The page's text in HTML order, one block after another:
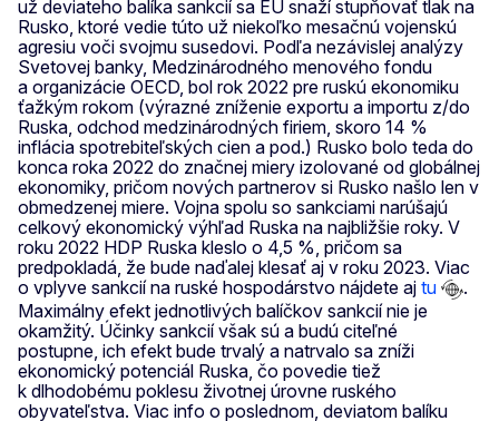
už deviateho balíka sankcií sa EÚ snaží stupňovať tlak na
Rusko, ktoré vedie túto už niekoľko mesačnú vojenskú
agresiu voči svojmu susedovi. Podľa nezávislej analýzy
Svetovej banky, Medzinárodného menového fondu
a organizácie OECD, bol rok 2022 pre ruskú ekonomiku
ťažkým rokom (výrazné zníženie exportu a importu z/do
Ruska, odchod medzinárodných firiem, skoro 14 %
inflácia spotrebiteľských cien a pod.) Rusko bolo teda do
konca roka 2022 do značnej miery izolované od globálnej
ekonomiky, pričom nových partnerov si Rusko našlo len v
obmedzenej miere. Vojna spolu so sankciami narúšajú
celkový ekonomický výhľad Ruska na najbližšie roky. V
roku 2022 HDP Ruska kleslo o 4,5 %, pričom sa
predpokladá, že bude naďalej klesať aj v roku 2023. Viac
o vplyve sankcií na ruské hospodárstvo nájdete aj tu
.
Maximálny efekt jednotlivých balíčkov sankcií nie je
okamžitý. Účinky sankcií však sú a budú citeľné
postupne, ich efekt bude trvalý a natrvalo sa zníži
ekonomický potenciál Ruska, čo povedie tiež
k dlhodobému poklesu životnej úrovne ruského
obyvateľstva. Viac info o poslednom, deviatom balíku